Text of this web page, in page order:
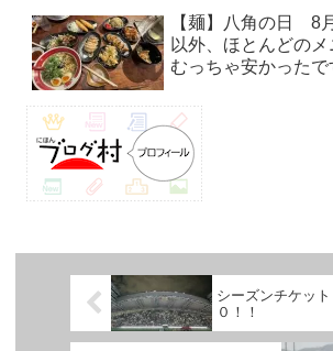
【麺】八角の日 8
以外、ほとんどのメ
むっちゃ安かった
シーズンチケット
０！！